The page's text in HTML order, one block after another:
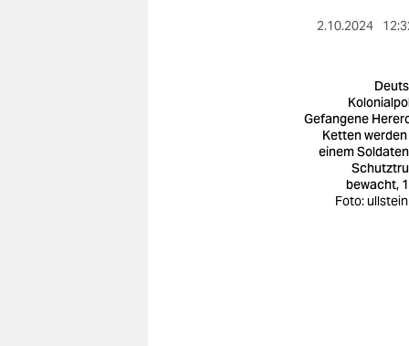
2.10.2024
Gefangene
Ketten
einem
bewacht,
Foto: